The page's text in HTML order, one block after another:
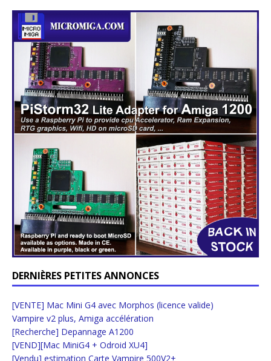
DERNIÈRES PETITES ANNONCES
[VENTE] Mac Mini G4 avec Morphos (licence valide)
Vampire v2 plus, Amiga accélération
[Recherche] Depannage A1200
[VEND][Mac MiniG4 + Odroid XU4]
[Vendu] estimation Carte Vampire 500V2+